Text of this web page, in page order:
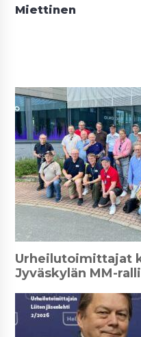
Miettinen
Urheilutoimittajat
Jyväskylän MM-